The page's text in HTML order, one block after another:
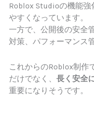
Roblox Studioの機能強
やすくなっています。
一方で、公開後の安全
対策、パフォーマンス
これからのRoblox制作
だけでなく、長く安全
重要になりそうです。